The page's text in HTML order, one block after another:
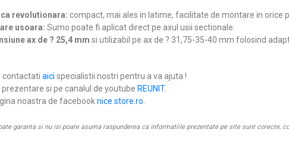
revolutionara: compact, mai ales in latime, facilitate de montare in orice
usoara: Sumo poate fi aplicat direct pe axul usii sectionale.
ax de ? 25,4 mm si utilizabil pe ax de ? 31,75-35-40 mm folosind
contactati aici specialistii nostri pentru a va ajuta !
prezentare si pe canalul de youtube REUNIT.
noastra de facebooknice.store.ro
garanta si nu isi poate asuma raspunderea ca informatiile prezentate pe site sunt